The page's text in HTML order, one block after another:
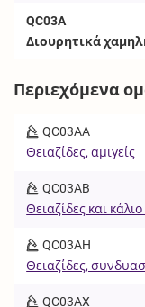
QC03A
Διουρητικά
Περιεχόμενα
QC03AA
Θειαζίδες, αμιγείς
QC03AB
Θειαζίδες και
QC03AH
Θειαζίδες,
QC03AX